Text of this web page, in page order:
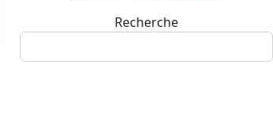
Recherche